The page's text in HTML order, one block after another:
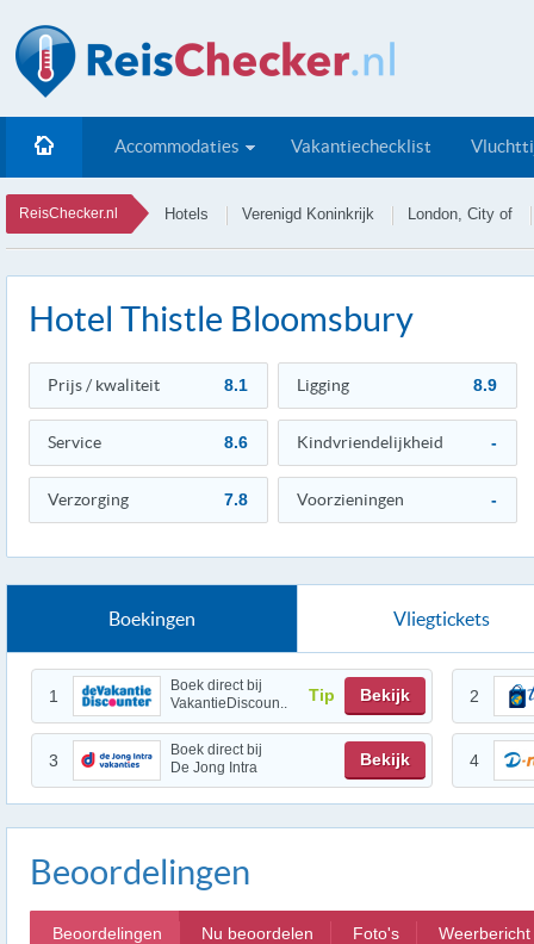
Accommodaties Vakantiechecklist
ReisChecker.nl Hotels Verenigd Koninkrijk London, City of
Hotel Thistle Bloomsbury
Prijs / kwaliteit 8.1 Ligging 8.9
Service 8.6 Kindvriendelijkheid -
Verzorging 7.8 Voorzieningen -
Boekingen Vliegtickets
1
Boek direct bij
VakantieDiscoun..
Tip Bekijk 2
3
Boek direct bij
De Jong Intra
Bekijk 4
Beoordelingen
Beoordelingen Nu beoordelen Foto's Weerbericht